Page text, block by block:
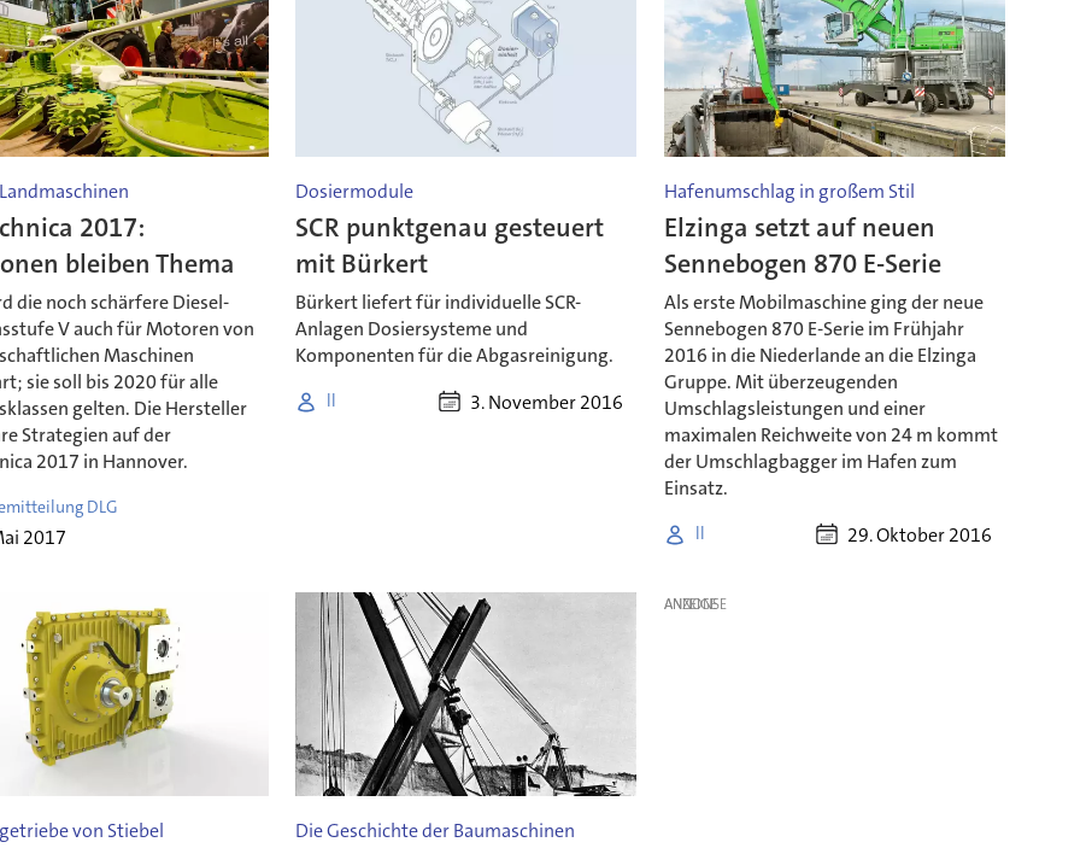
2017:
bleiben Thema
die noch schärfere Diesel-
V auch für Motoren von
Maschinen
sie soll bis 2020 für alle
gelten. Die Hersteller
Strategien auf der
2017 in Hannover.
DLG
2017
Dosiermodule
SCR punktgenau gesteuert
mit Bürkert
Bürkert liefert für individuelle SCR-
Anlagen Dosiersysteme und
Komponenten für die Abgasreinigung.
3. November 2016
Hafenumschlag in großem Stil
Elzinga setzt auf neuen
Sennebogen 870 E-Serie
Als erste Mobilmaschine ging der neue
Sennebogen 870 E-Serie im Frühjahr
2016 in die Niederlande an die Elzinga
Gruppe. Mit überzeugenden
Umschlagsleistungen und einer
maximalen Reichweite von 24 m kommt
der Umschlagbagger im Hafen zum
Einsatz.
29. Oktober 2016
von Stiebel Die Geschichte der Baumaschinen
ANZEIGE